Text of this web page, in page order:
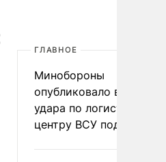
ГЛАВНОЕ
Минобороны
опубликовало видео
удара по
центру ВСУ под Киевом